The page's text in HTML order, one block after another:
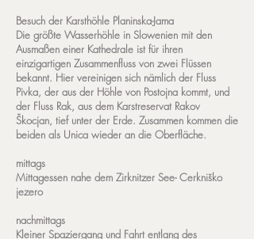
Besuch der Karsthöhle Planinska-Jama
Die größte Wasserhöhle in Slowenien mit den
Ausmaßen einer Kathedrale ist für ihren
einzigartigen Zusammenfluss von zwei Flüssen
bekannt. Hier vereinigen sich nämlich der Fluss
Pivka, der aus der Höhle von Postojna kommt, und
der Fluss Rak, aus dem Karstreservat Rakov
Škocjan, tief unter der Erde. Zusammen kommen die
beiden als Unica wieder an die Oberfläche.
mittags
Mittagessen nahe dem Zirknitzer See- Cerkniško
jezero
nachmittags
Kleiner Spaziergang und Fahrt entlang des